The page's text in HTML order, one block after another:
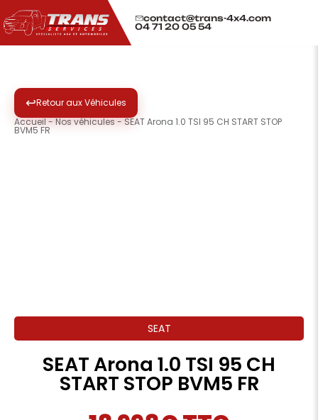
contact@trans-4x4.com
04 71 20 05 54
↩Retour aux Véhicules
Accueil-Nos véhicules-SEAT Arona 1.0 TSI 95 CH START STOP
BVM5 FR
SEAT
SEAT Arona 1.0 TSI 95 CH
START STOP BVM5 FR